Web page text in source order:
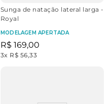
Sunga de natação lateral larga -
Royal
MODELAGEM APERTADA
R$ 169,00
3x R$ 56,33